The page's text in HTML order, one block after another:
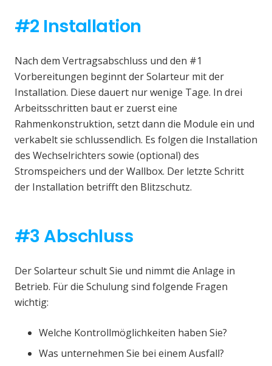
#2 Installation
Nach dem Vertragsabschluss und den #1
Vorbereitungen beginnt der Solarteur mit der
Installation. Diese dauert nur wenige Tage. In drei
Arbeitsschritten baut er zuerst eine
Rahmenkonstruktion, setzt dann die Module ein und
verkabelt sie schlussendlich. Es folgen die Installation
des Wechselrichters sowie (optional) des
Stromspeichers und der Wallbox. Der letzte Schritt
der Installation betrifft den Blitzschutz.
#3 Abschluss
Der Solarteur schult Sie und nimmt die Anlage in
Betrieb. Für die Schulung sind folgende Fragen
wichtig:
Welche Kontrollmöglichkeiten haben Sie?
Was unternehmen Sie bei einem Ausfall?